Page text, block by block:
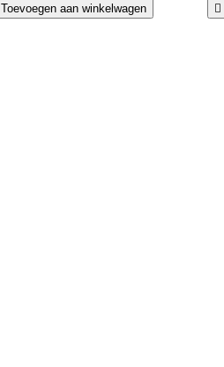
Toevoegen aan winkelwagen
